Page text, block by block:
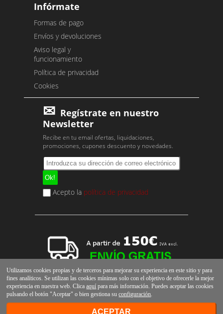
Infórmate
Formas de pago
Envíos y devoluciones
Aviso legal y
funcionamiento
Política de privacidad
Cookies
Regístrate en nuestro
Newsletter
Recibe en tu email ofertas, liquidaciones,
promociones, cupones descuento y novedades.
Acepto la política de privacidad
Utilizamos cookies propias y de terceros para mejorar su experiencia en este sitio y para
fines analíticos. Se utilizan las cookies mínimas solo con el objetivo de ofrecerle la mejor
experiencia en nuestra web. Clicaaquí para más información. Puedes aceptar las cookies
pulsando el botón "Aceptar" o bien gestiona suconfiguración.
ACEPTAR